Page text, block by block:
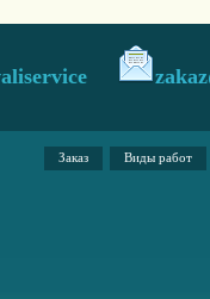
Заказ Виды работ